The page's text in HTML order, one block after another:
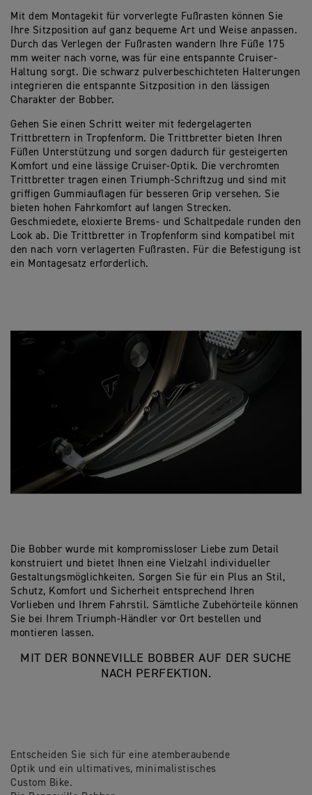
Mit dem Montagekit für vorverlegte Fußrasten können Sie
Ihre Sitzposition auf ganz bequeme Art und Weise anpassen.
Durch das Verlegen der Fußrasten wandern Ihre Füße 175
mm weiter nach vorne, was für eine entspannte Cruiser-
Haltung sorgt. Die schwarz pulverbeschichteten Halterungen
integrieren die entspannte Sitzposition in den lässigen
Charakter der Bobber.
Gehen Sie einen Schritt weiter mit federgelagerten
Trittbrettern in Tropfenform. Die Trittbretter bieten Ihren
Füßen Unterstützung und sorgen dadurch für gesteigerten
Komfort und eine lässige Cruiser-Optik. Die verchromten
Trittbretter tragen einen Triumph-Schriftzug und sind mit
griffigen Gummiauflagen für besseren Grip versehen. Sie
bieten hohen Fahrkomfort auf langen Strecken.
Geschmiedete, eloxierte Brems- und Schaltpedale runden den
Look ab. Die Trittbretter in Tropfenform sind kompatibel mit
den nach vorn verlagerten Fußrasten. Für die Befestigung ist
ein Montagesatz erforderlich.
Die Bobber wurde mit kompromissloser Liebe zum Detail
konstruiert und bietet Ihnen eine Vielzahl individueller
Gestaltungsmöglichkeiten. Sorgen Sie für ein Plus an Stil,
Schutz, Komfort und Sicherheit entsprechend Ihren
Vorlieben und Ihrem Fahrstil. Sämtliche Zubehörteile können
Sie bei Ihrem Triumph-Händler vor Ort bestellen und
montieren lassen.
MIT DER BONNEVILLE BOBBER AUF DER SUCHE
NACH PERFEKTION.
Entscheiden Sie sich für eine atemberaubende
Optik und ein ultimatives, minimalistisches
Custom Bike.